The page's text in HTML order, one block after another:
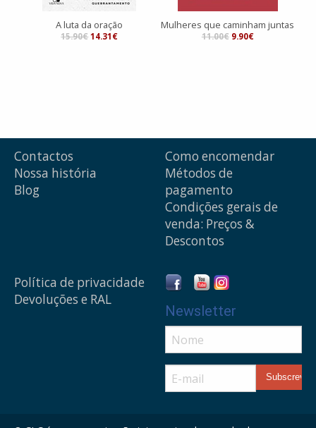
A luta da oração
15.90€ 14.31€
Mulheres que caminham juntas
11.00€ 9.90€
Contactos
Nossa história
Blog
Como encomendar
Métodos de
pagamento
Condições gerais de
venda: Preços &
Descontos
Política de privacidade
Devoluções e RAL
Newsletter